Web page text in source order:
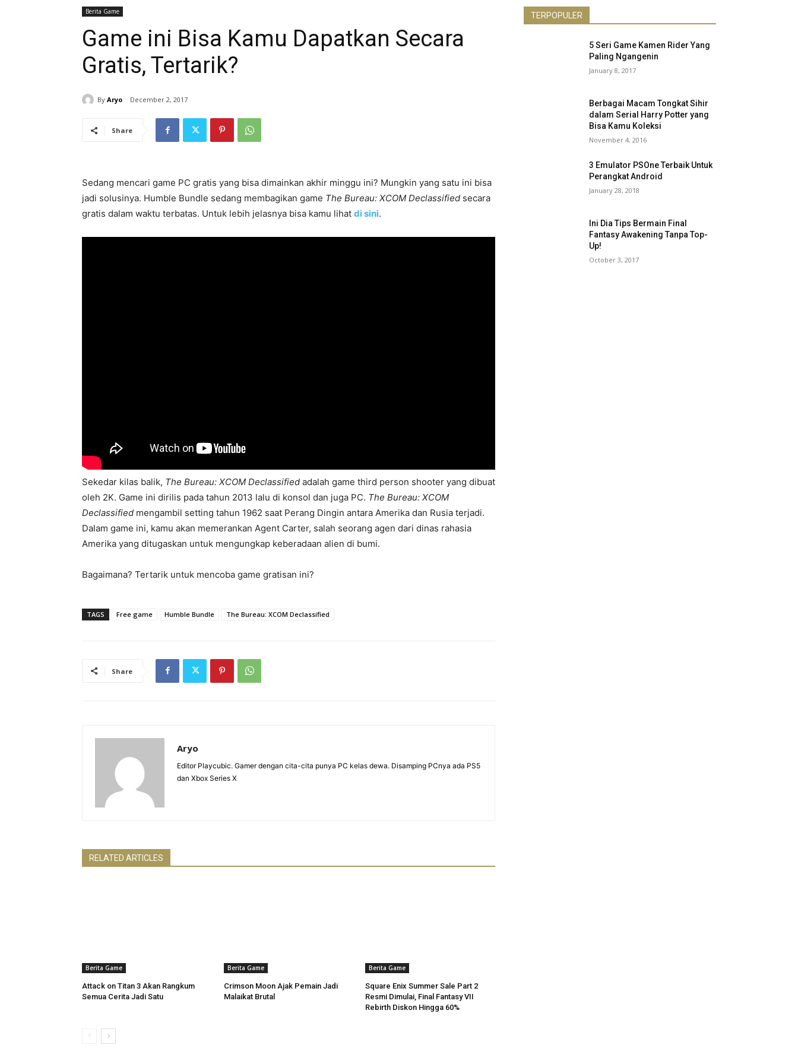
Berita Game
Game ini Bisa Kamu Dapatkan Secara
Gratis, Tertarik?
By Aryo December 2, 2017
Share
Sedang mencari game PC gratis yang bisa dimainkan akhir minggu ini? Mungkin yang satu ini bisa
jadi solusinya. Humble Bundle sedang membagikan game The Bureau: XCOM Declassified secara
gratis dalam waktu terbatas. Untuk lebih jelasnya bisa kamu lihat di sini.
Sekedar kilas balik, The Bureau: XCOM Declassified adalah game third person shooter yang dibuat
oleh 2K. Game ini dirilis pada tahun 2013 lalu di konsol dan juga PC. The Bureau: XCOM
Declassified mengambil setting tahun 1962 saat Perang Dingin antara Amerika dan Rusia terjadi.
Dalam game ini, kamu akan memerankan Agent Carter, salah seorang agen dari dinas rahasia
Amerika yang ditugaskan untuk mengungkap keberadaan alien di bumi.
Bagaimana? Tertarik untuk mencoba game gratisan ini?
TAGS Free game Humble Bundle The Bureau: XCOM Declassified
Share
Aryo
Editor Playcubic. Gamer dengan cita-cita punya PC kelas dewa. Disamping PCnya ada PS5
dan Xbox Series X
RELATED ARTICLES
Berita Game
Attack on Titan 3 Akan Rangkum
Semua Cerita Jadi Satu
Berita Game
Crimson Moon Ajak Pemain Jadi
Malaikat Brutal
Berita Game
Square Enix Summer Sale Part 2
Resmi Dimulai, Final Fantasy VII
Rebirth Diskon Hingga 60%
TERPOPULER
5 Seri Game Kamen Rider Yang
Paling Ngangenin
January 8, 2017
Berbagai Macam Tongkat Sihir
dalam Serial Harry Potter yang
Bisa Kamu Koleksi
November 4, 2016
3 Emulator PSOne Terbaik Untuk
Perangkat Android
January 28, 2018
Ini Dia Tips Bermain Final
Fantasy Awakening Tanpa Top-
Up!
October 3, 2017